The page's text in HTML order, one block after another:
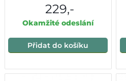
229,-
Okamžité odeslání
Přidat do košíku